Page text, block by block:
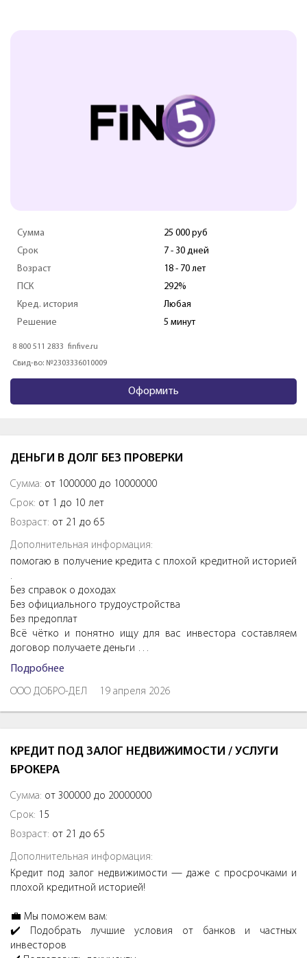
Сумма
25 000 руб
Срок
7 - 30 дней
Возраст
18 - 70 лет
ПСК
292%
Кред. история
Любая
Решение
5 минут
8 800 511 2833 finfive.ru
Свид-во: №2303336010009
Оформить
ДЕНЬГИ В ДОЛГ БЕЗ ПРОВЕРКИ
Сумма: от 1000000 до 10000000
Срок: от 1 до 10 лет
Возраст: от 21 до 65
Дополнительная информация:
помогаю в получение кредита с плохой кредитной историей
.
Без справок о доходах
Без официального трудоустройства
Без предоплат
Всё чётко и понятно ищу для вас инвестора составляем
договор получаете деньги …
Подробнее
ООО ДОБРО-ДЕЛ 19 апреля 2026
КРЕДИТ ПОД ЗАЛОГ НЕДВИЖИМОСТИ / УСЛУГИ
БРОКЕРА
Сумма: от 300000 до 20000000
Срок: 15
Возраст: от 21 до 65
Дополнительная информация:
Кредит под залог недвижимости — даже с просрочками и
плохой кредитной историей!
💼 Мы поможем вам:
✔️ Подобрать лучшие условия от банков и частных
инвесторов